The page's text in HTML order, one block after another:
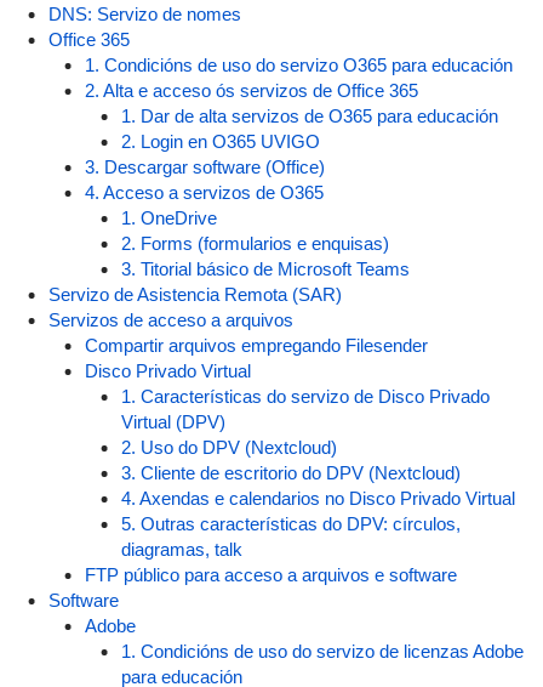
DNS: Servizo de nomes
Office 365
1. Condicións de uso do servizo O365 para educación
2. Alta e acceso ós servizos de Office 365
1. Dar de alta servizos de O365 para educación
2. Login en O365 UVIGO
3. Descargar software (Office)
4. Acceso a servizos de O365
1. OneDrive
2. Forms (formularios e enquisas)
3. Titorial básico de Microsoft Teams
Servizo de Asistencia Remota (SAR)
Servizos de acceso a arquivos
Compartir arquivos empregando Filesender
Disco Privado Virtual
1. Características do servizo de Disco Privado
Virtual (DPV)
2. Uso do DPV (Nextcloud)
3. Cliente de escritorio do DPV (Nextcloud)
4. Axendas e calendarios no Disco Privado Virtual
5. Outras características do DPV: círculos,
diagramas, talk
FTP público para acceso a arquivos e software
Software
Adobe
1. Condicións de uso do servizo de licenzas Adobe
para educación